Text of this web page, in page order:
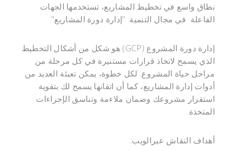
نطاق واسع في تخطيط المشاريع، تستخدمها الجهات
الفاعلة في مجال التنمية: "إدارة دورة المشاريع".
إدارة دورة المشروع (GCP) هو شكل من أشكال التخطيط
الذي يسمح لاتخاذ قرارات مستنيرة في كل مرحلة من
مراحل حياة المشروع. لكل خطوة، يمكن تعبئة العديد من
أدوات إدارة المشاريع، كما أن اتقانها يسمح لك بتقوية
استقرار مشروعك وضمان ملاءمة وتناسق الإجراءات
المتخذة.
أهداف النقاش عبرالويب: